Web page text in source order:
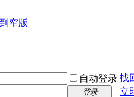
窄版
自动登录 找
登录
立